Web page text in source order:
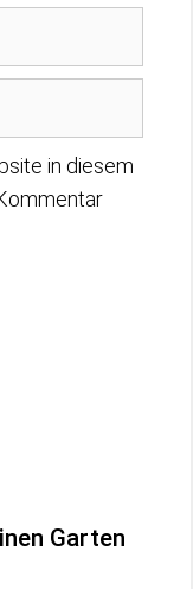
in diesem
Garten